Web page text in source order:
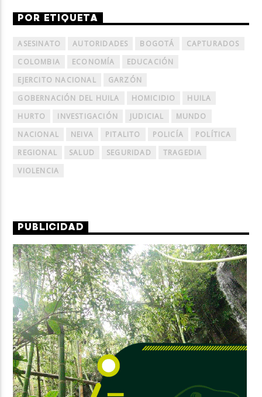
POR ETIQUETA
ASESINATO AUTORIDADES BOGOTÁ
CAPTURADOS
COLOMBIA
ECONOMÍA
EDUCACIÓN
EJERCITO NACIONAL
GARZÓN
GOBERNACIÓN DEL HUILA
HOMICIDIO
HUILA
HURTO
INVESTIGACIÓN JUDICIAL
MUNDO
NACIONAL
NEIVA PITALITO POLICÍA
POLÍTICA
REGIONAL
SALUD SEGURIDAD
TRAGEDIA
VIOLENCIA
PUBLICIDAD